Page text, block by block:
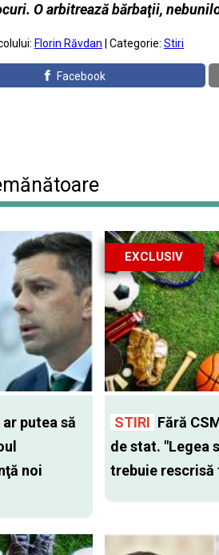
O arbitrează bărbaţii,
Florin Răvdan | Categorie: Stiri
Facebook
putea să
noi
EXCLUSIV
STIRI Fără
de stat. "Legea
trebuie rescrisă